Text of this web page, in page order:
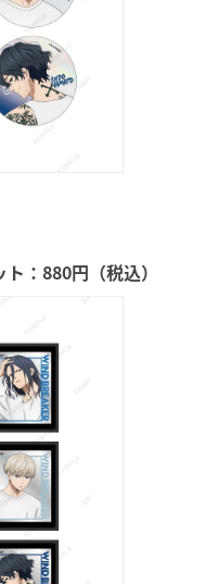
：880円（税込）